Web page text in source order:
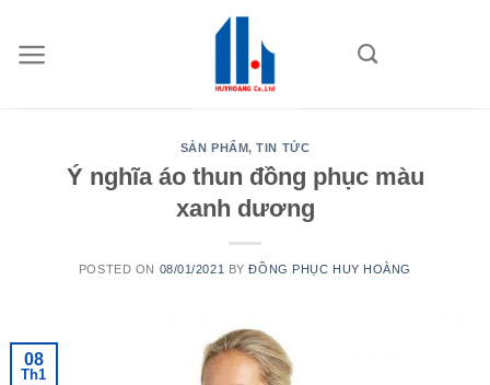
content
SẢN PHẨM,TIN TỨC
Ý nghĩa áo thun đồng phục màu
xanh dương
POSTED ON 08/01/2021 BYĐỒNG PHỤC HUY HOÀNG
08
Th1